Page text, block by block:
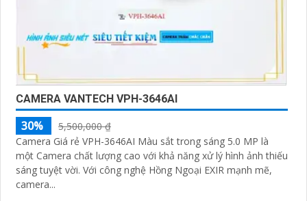
CAMERA VANTECH VPH-3646AI
30%
5,500,000 ₫
Camera Giá rẻ VPH-3646AI Màu sắt trong sáng 5.0 MP là
một Camera chất lượng cao với khả năng xử lý hình ảnh thiếu
sáng tuyệt vời. Với công nghệ Hồng Ngoại EXIR mạnh mẽ,
camera...